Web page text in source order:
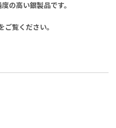
の高い銀製品です。
ご覧ください。